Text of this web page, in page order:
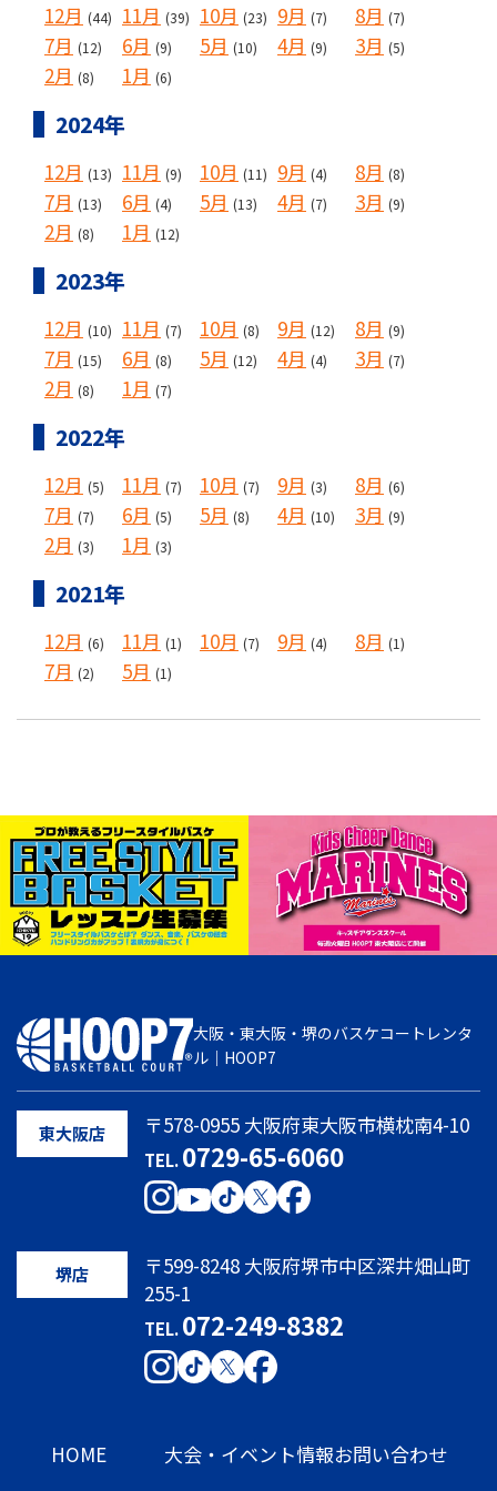
12月 (44) 11月 (39) 10月 (23) 9月 (7) 8月 (7)
7月 (12) 6月 (9) 5月 (10) 4月 (9) 3月 (5)
2月 (8) 1月 (6)
2024年
12月 (13) 11月 (9) 10月 (11) 9月 (4) 8月 (8)
7月 (13) 6月 (4) 5月 (13) 4月 (7) 3月 (9)
2月 (8) 1月 (12)
2023年
12月 (10) 11月 (7) 10月 (8) 9月 (12) 8月 (9)
7月 (15) 6月 (8) 5月 (12) 4月 (4) 3月 (7)
2月 (8) 1月 (7)
2022年
12月 (5) 11月 (7) 10月 (7) 9月 (3) 8月 (6)
7月 (7) 6月 (5) 5月 (8) 4月 (10) 3月 (9)
2月 (3) 1月 (3)
2021年
12月 (6) 11月 (1) 10月 (7) 9月 (4) 8月 (1)
7月 (2) 5月 (1)
大阪・東大阪・堺のバスケコートレンタ
ル｜HOOP7
東大阪店 〒578-0955 大阪府東大阪市横枕南4-10
TEL.0729-65-6060
堺店
〒599-8248 大阪府堺市中区深井畑山町
255-1
TEL.072-249-8382
HOME
大会・イベント情報お問い合わせ